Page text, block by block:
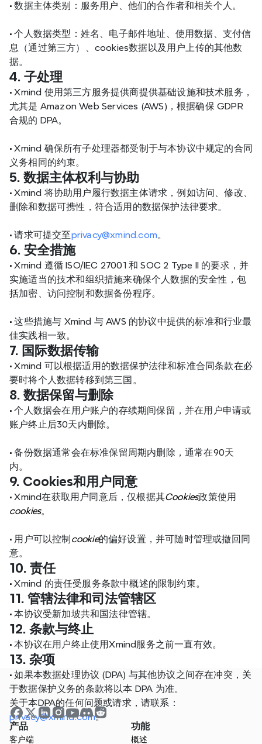
• 数据主体类别：服务用户、他们的合作者和相关个人。
• 个人数据类型：姓名、电子邮件地址、使用数据、支付信
息（通过第三方）、cookies数据以及用户上传的其他数
据。
4. 子处理
• Xmind 使用第三方服务提供商提供基础设施和技术服务，
尤其是 Amazon Web Services (AWS)，根据确保 GDPR
合规的 DPA。
• Xmind 确保所有子处理器都受制于与本协议中规定的合同
义务相同的约束。
5. 数据主体权利与协助
• Xmind 将协助用户履行数据主体请求，例如访问、修改、
删除和数据可携性，符合适用的数据保护法律要求。
• 请求可提交至privacy@xmind.com。
6. 安全措施
• Xmind 遵循 ISO/IEC 27001 和 SOC 2 Type II 的要求，并
实施适当的技术和组织措施来确保个人数据的安全性，包
括加密、访问控制和数据备份程序。
• 这些措施与 Xmind 与 AWS 的协议中提供的标准和行业最
佳实践相一致。
7. 国际数据传输
• Xmind 可以根据适用的数据保护法律和标准合同条款在必
要时将个人数据转移到第三国。
8. 数据保留与删除
• 个人数据会在用户账户的存续期间保留，并在用户申请或
账户终止后30天内删除。
• 备份数据通常会在标准保留周期内删除，通常在90天
内。
9. Cookies和用户同意
• Xmind在获取用户同意后，仅根据其Cookies政策使用
cookies。
• 用户可以控制 cookie的偏好设置，并可随时管理或撤回同
意。
10. 责任
• Xmind 的责任受服务条款中概述的限制约束。
11. 管辖法律和司法管辖区
• 本协议受新加坡共和国法律管辖。
12. 条款与终止
• 本协议在用户终止使用Xmind服务之前一直有效。
13. 杂项
• 如果本数据处理协议 (DPA) 与其他协议之间存在冲突，关
于数据保护义务的条款将以本 DPA 为准。
关于本DPA的任何问题或请求，请联系：
privacy@xmind.com。
产品
客户端
功能
概述